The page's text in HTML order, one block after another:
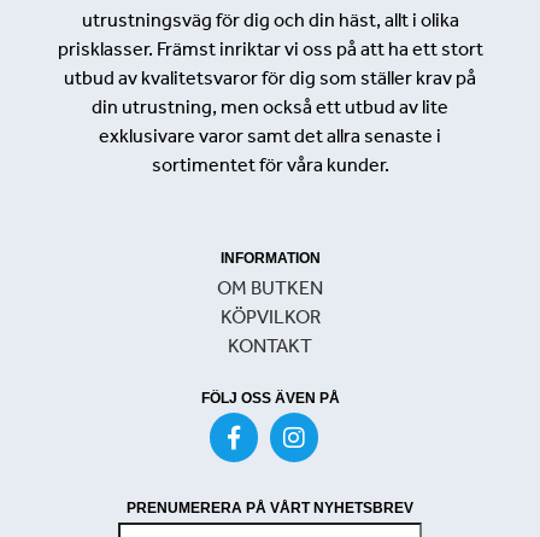
utrustningsväg för dig och din häst, allt i olika
prisklasser. Främst inriktar vi oss på att ha ett stort
utbud av kvalitetsvaror för dig som ställer krav på
din utrustning, men också ett utbud av lite
exklusivare varor samt det allra senaste i
sortimentet för våra kunder.
INFORMATION
OM BUTKEN
KÖPVILKOR
KONTAKT
FÖLJ OSS ÄVEN PÅ
PRENUMERERA PÅ VÅRT NYHETSBREV